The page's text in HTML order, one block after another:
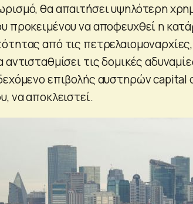
θα απαιτήσει υψηλότερη
προκειμένου να αποφευχθεί η
από τις
αντισταθμίσει τις δομικές
επιβολής αυστηρών
να αποκλειστεί.